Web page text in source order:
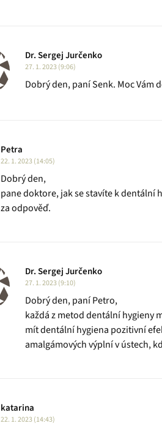
Dr. Sergej Jurčenko
27. 1. 2023 (9:06)
Dobrý den, paní Senk. Moc Vám
Petra
22. 1. 2023 (14:05)
Dobrý den,
pane doktore, jak se stavíte k dentální
za odpověď.
Dr. Sergej Jurčenko
27. 1. 2023 (9:10)
Dobrý den, paní Petro,
každá z metod dentální hygieny
mít dentální hygiena pozitivní
amalgámových výplní v ústech,
katarina
22. 1. 2023 (14:43)